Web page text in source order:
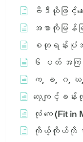
ဗီဒီယိုဖြင့်ဆေ
အစာကိုမြန်မ
စတုရန်းပုံ
၆ ပတ် အကြ
က, ခ, ဂ, ဃ
လေ့ကျင့်ခန်းလုပ်
လုံ ကေ (Fit in
ကိုယ့်ကိုယ်ကို စာ